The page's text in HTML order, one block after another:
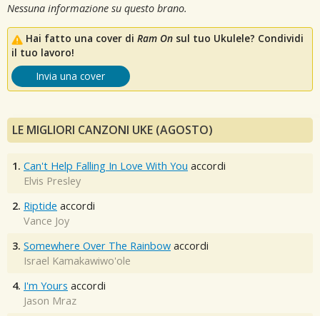
Nessuna informazione su questo brano.
Hai fatto una cover di Ram On sul tuo Ukulele? Condividi
il tuo lavoro!
Invia una cover
LE MIGLIORI CANZONI UKE (AGOSTO)
1. Can't Help Falling In Love With You accordi
Elvis Presley
2. Riptide accordi
Vance Joy
3. Somewhere Over The Rainbow accordi
Israel Kamakawiwo'ole
4. I'm Yours accordi
Jason Mraz